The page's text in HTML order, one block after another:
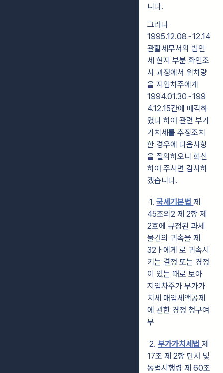
니다.
그러나
1995.12.08~12.14
관할세무서의 법인
세 현지 부분 확인조
사 과정에서 위차량
을 지입차주에게
1994.01.30~199
4.12.15간에 매각하
였다 하여 관련 부가
가치세를 추징조치
한 경우에 다음사항
을 질의하오니 회신
하여 주시면 감사하
겠습니다.
1.국세기본법 제
45조의2 제 2항 제
2호에 규정된 과세
물건의 귀속을 제
32ㅏ에게 로 귀속시
키는 결정 또는 경정
이 있는 때로 보아
지입차주가 부가가
치세 매입세액공제
에 관한 경정 청구여
부
2.부가가치세법 제
17조 제 2항 단서 및
동법시행령 제 60조